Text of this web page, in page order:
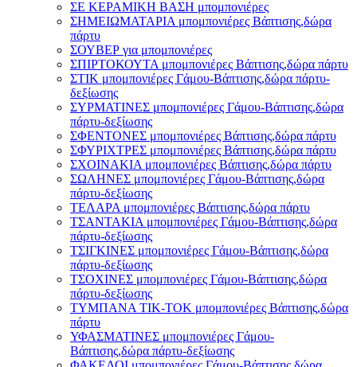
ΣΕ ΚΕΡΑΜΙΚΗ ΒΑΣΗ μπομπονιέρες
ΣΗΜΕΙΩΜΑΤΑΡΙΑ μπομπονιέρες Βάπτισης,δώρα
πάρτυ
ΣΟΥΒΕΡ για μπομπονιέρες
ΣΠΙΡΤΟΚΟΥΤΑ μπομπονιέρες Βάπτισης,δώρα πάρτυ
ΣΤΙΚ μπομπονιέρες Γάμου-Βάπτισης,δώρα πάρτυ-
δεξίωσης
ΣΥΡΜΑΤΙΝΕΣ μπομπονιέρες Γάμου-Βάπτισης,δώρα
πάρτυ-δεξίωσης
ΣΦΕΝΤΟΝΕΣ μπομπονιέρες Βάπτισης,δώρα πάρτυ
ΣΦΥΡΙΧΤΡΕΣ μπομπονιέρες Βάπτισης,δώρα πάρτυ
ΣΧΟΙΝΑΚΙΑ μπομπονιέρες Βάπτισης,δώρα πάρτυ
ΣΩΛΗΝΕΣ μπομπονιέρες Γάμου-Βάπτισης,δώρα
πάρτυ-δεξίωσης
ΤΕΛΑΡΑ μπομπονιέρες Βάπτισης,δώρα πάρτυ
ΤΣΑΝΤΑΚΙΑ μπομπονιέρες Γάμου-Βάπτισης,δώρα
πάρτυ-δεξίωσης
ΤΣΙΓΚΙΝΕΣ μπομπονιέρες Γάμου-Βάπτισης,δώρα
πάρτυ-δεξίωσης
ΤΣΟΧΙΝΕΣ μπομπονιέρες Γάμου-Βάπτισης,δώρα
πάρτυ-δεξίωσης
ΤΥΜΠΑΝΑ ΤΙΚ-ΤΟΚ μπομπονιέρες Βάπτισης,δώρα
πάρτυ
ΥΦΑΣΜΑΤΙΝΕΣ μπομπονιέρες Γάμου-
Βάπτισης,δώρα πάρτυ-δεξίωσης